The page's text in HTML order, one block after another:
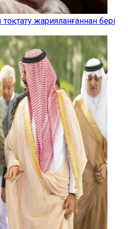
жарияланғаннан бері